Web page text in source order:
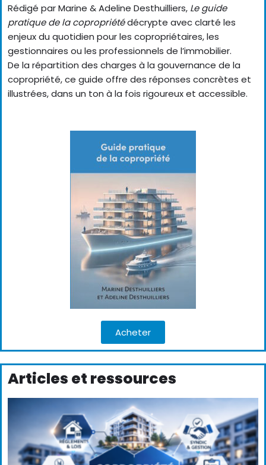
Rédigé par Marine & Adeline Desthuilliers, Le guide
pratique de la copropriétédécrypte avec clarté les
enjeux du quotidien pour les copropriétaires, les
gestionnaires ou les professionnels de l’immobilier.
De la répartition des charges à la gouvernance de la
copropriété, ce guide offre des réponses concrètes et
illustrées, dans un ton à la fois rigoureux et accessible.
Acheter
Articles et ressources